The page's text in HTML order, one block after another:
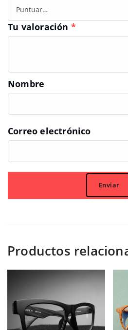
Tu valoración *
Nombre
Correo electrónico
Productos